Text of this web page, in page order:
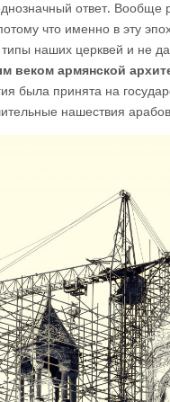
ответ. Вообще
что именно в эту
наших церквей и не
веком армянской
была принята на
нашествия